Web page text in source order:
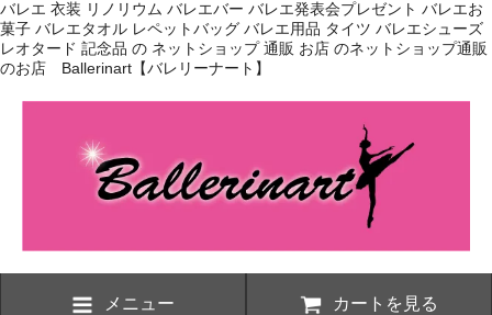
バレエ 衣装 リノリウム バレエバー バレエ発表会プレゼント バレエお
菓子 バレエタオル レペットバッグ バレエ用品 タイツ バレエシューズ
レオタード 記念品 の ネットショップ 通販 お店 のネットショップ通販
のお店 Ballerinart【バレリーナート】
メニュー カートを見る